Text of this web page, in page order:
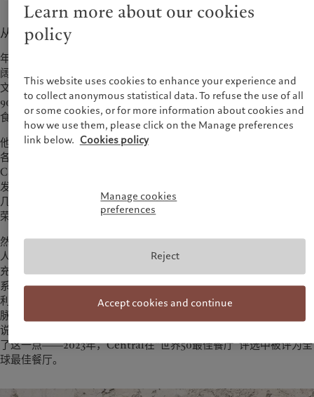
从梦想起步：用美食讲述安第斯故事
年轻的维尔吉里奥·马丁内斯想成为一名厨师的原因是，烹饪可以开
阔他的视野。“我想环游世界，”他回忆道。“我渴望接触不同的人和
文化，而烹饪是获得资金最简单的途径之一。”事实证明，在20世纪
90年代，学习烹饪确实需要到处旅行。“那时候的秘鲁并不是一个美
食大国，没有任何烹饪学校，”他指出。“我只能去国外学习。”
他在渥太华和伦敦的蓝带厨艺学院完成学业，1998年毕业后在全球
各地的顶级餐厅工作了十年，从纽约的 Lutèce 到加泰罗尼亚的
Can Fabes。2009年，当他暂时满足了对旅行的渴望后回到利马，
发现这座城市和整个国家的美食业正蓬勃发展。在他离开前，这里
几乎没有高端餐饮；而现在，用他的话来说，迎来了“秘鲁美食的繁
荣期”。
然而，他感觉到利马的美食版图中仍然缺少一些东西。“没有人基于
人类学、历史和工艺来设计餐厅，没有人思考秘鲁这片幅员辽阔和
充满生物多样性的土地，”他解释道。“也没有人关注季节性和生态
系统，或是在安第斯山脉工作。”于是在2009年，维尔吉里奥决定在
利马的巴兰科区开设名为“Central”的餐厅，灵感来自秘鲁安第斯山
脉、亚马逊和太平洋海岸线。“这是一种非同寻常的美食体验，”他
说，“不仅在秘鲁，在全世界都是如此。”餐厅此后获得的荣誉印证
了这一点――2023年，Central在“世界50最佳餐厅”评选中被评为全
球最佳餐厅。
Learn more about our cookies
policy
This website uses cookies to enhance your experience and
to collect anonymous statistical data. To refuse the use of all
or some cookies, or for more information about cookies and
how we use them, please click on the Manage preferences
link below. Cookies policy
Manage cookies
preferences
Reject
Accept cookies and continue